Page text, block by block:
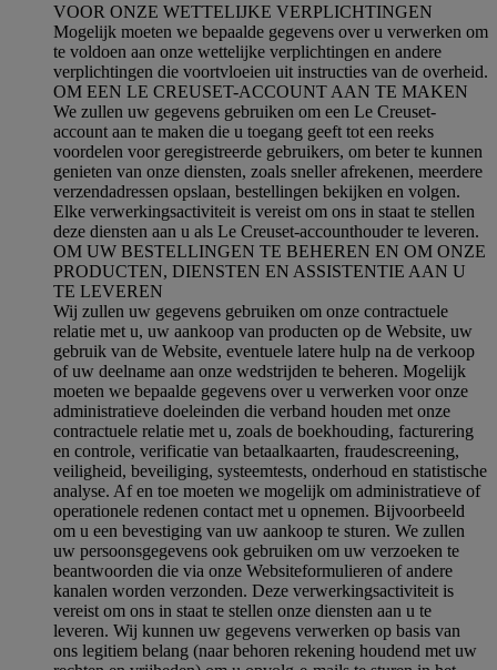
VOOR ONZE WETTELIJKE VERPLICHTINGEN
Mogelijk moeten we bepaalde gegevens over u verwerken om
te voldoen aan onze wettelijke verplichtingen en andere
verplichtingen die voortvloeien uit instructies van de overheid.
OM EEN LE CREUSET-ACCOUNT AAN TE MAKEN
We zullen uw gegevens gebruiken om een Le Creuset-
account aan te maken die u toegang geeft tot een reeks
voordelen voor geregistreerde gebruikers, om beter te kunnen
genieten van onze diensten, zoals sneller afrekenen, meerdere
verzendadressen opslaan, bestellingen bekijken en volgen.
Elke verwerkingsactiviteit is vereist om ons in staat te stellen
deze diensten aan u als Le Creuset-accounthouder te leveren.
OM UW BESTELLINGEN TE BEHEREN EN OM ONZE
PRODUCTEN, DIENSTEN EN ASSISTENTIE AAN U
TE LEVEREN
Wij zullen uw gegevens gebruiken om onze contractuele
relatie met u, uw aankoop van producten op de Website, uw
gebruik van de Website, eventuele latere hulp na de verkoop
of uw deelname aan onze wedstrijden te beheren. Mogelijk
moeten we bepaalde gegevens over u verwerken voor onze
administratieve doeleinden die verband houden met onze
contractuele relatie met u, zoals de boekhouding, facturering
en controle, verificatie van betaalkaarten, fraudescreening,
veiligheid, beveiliging, systeemtests, onderhoud en statistische
analyse. Af en toe moeten we mogelijk om administratieve of
operationele redenen contact met u opnemen. Bijvoorbeeld
om u een bevestiging van uw aankoop te sturen. We zullen
uw persoonsgegevens ook gebruiken om uw verzoeken te
beantwoorden die via onze Websiteformulieren of andere
kanalen worden verzonden. Deze verwerkingsactiviteit is
vereist om ons in staat te stellen onze diensten aan u te
leveren. Wij kunnen uw gegevens verwerken op basis van
ons legitiem belang (naar behoren rekening houdend met uw